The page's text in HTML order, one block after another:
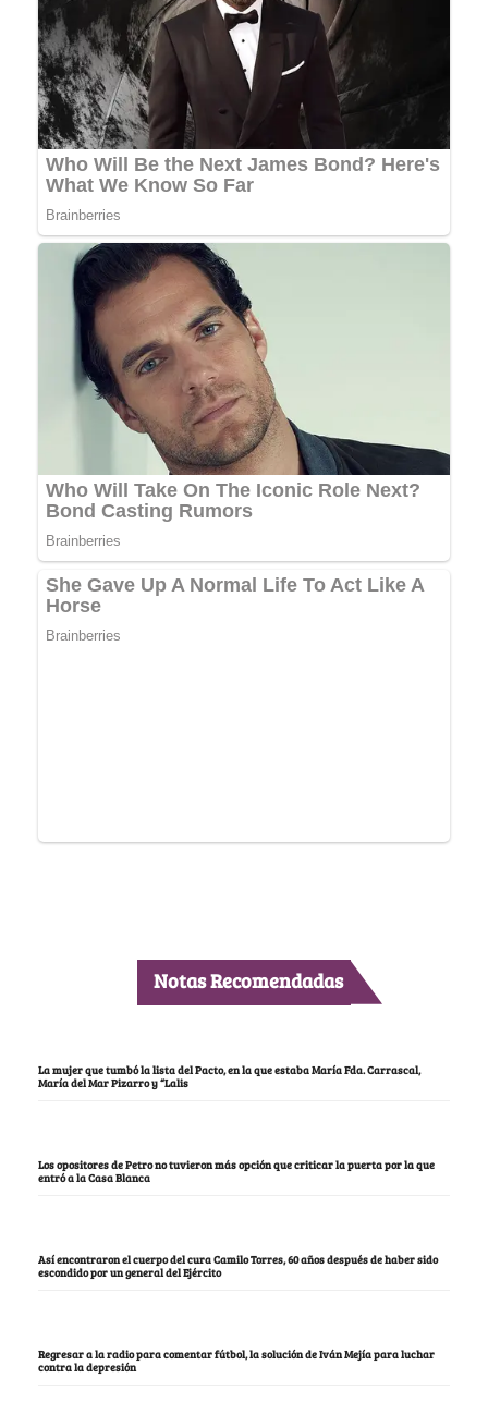
Notas Recomendadas
La mujer que tumbó la lista del Pacto, en la que estaba María Fda. Carrascal,
María del Mar Pizarro y “Lalis
Los opositores de Petro no tuvieron más opción que criticar la puerta por la que
entró a la Casa Blanca
Así encontraron el cuerpo del cura Camilo Torres, 60 años después de haber sido
escondido por un general del Ejército
Regresar a la radio para comentar fútbol, la solución de Iván Mejía para luchar
contra la depresión